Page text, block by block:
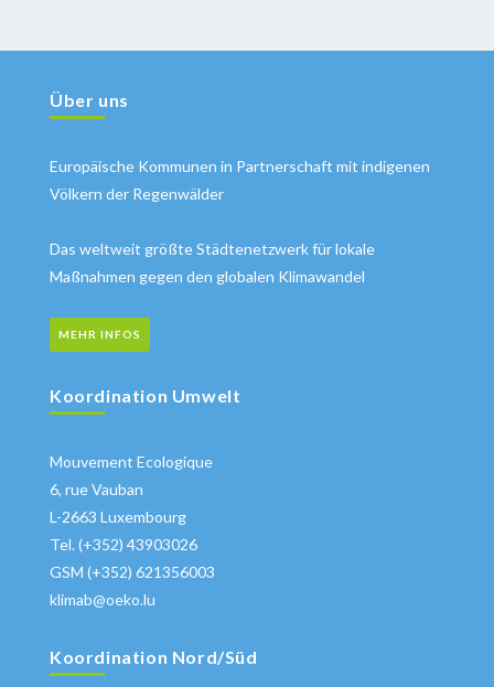
Über uns
Europäische Kommunen in Partnerschaft mit indigenen
Völkern der Regenwälder
Das weltweit größte Städtenetzwerk für lokale
Maßnahmen gegen den globalen Klimawandel
MEHR INFOS
Koordination Umwelt
Mouvement Ecologique
6, rue Vauban
L-2663 Luxembourg
Tel. (+352) 43903026
GSM (+352) 621356003
klimab@oeko.lu
Koordination Nord/Süd